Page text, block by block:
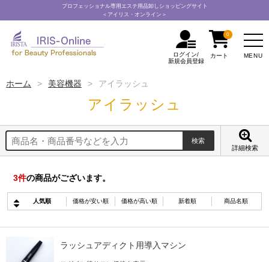
MENU
ログイン/
新規会員登録
カート
0
プロフェッショナル専用エステ用品卸しショッピングサイト
＜アイリス・オンライン＞
ホーム 美容機器 アイラッシュ
アイラッシュ
詳細検索
3件の商品がございます。
人気順 価格が安い順 価格が高い順 新着順 商品名順
ラッシュアディクト用導入マシン